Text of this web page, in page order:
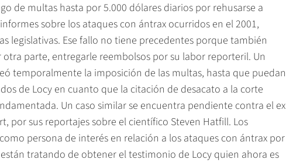
de multas hasta por 5.000 dólares diarios por rehusarse a
sobre los ataques con ántrax ocurridos en el 2001,
legislativas. Ese fallo no tiene precedentes porque también
parte, entregarle reembolsos por su labor reporteril. Un
temporalmente la imposición de las multas, hasta que puedan
de Locy en cuanto que la citación de desacato a la corte
Un caso similar se encuentra pendiente contra el ex
por sus reportajes sobre el científico Steven Hatfill. Los
persona de interés en relación a los ataques con ántrax por
tratando de obtener el testimonio de Locy quien ahora es